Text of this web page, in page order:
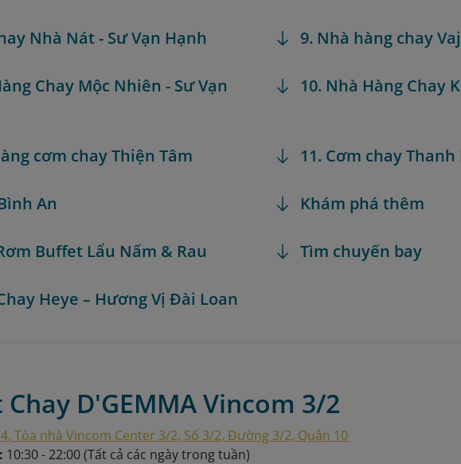
Nhà Nát - Sư Vạn Hạnh
Chay Mộc Nhiên - Sư Vạn
cơm chay Thiện Tâm
An
Buffet Lẩu Nấm & Rau
Heye – Hương Vị Đài Loan
9. Nhà hàng chay
10. Nhà Hàng Chay
11. Cơm chay
Khám phá thêm
Tìm chuyến bay
D'GEMMA Vincom 3/2
Tòa nhà Vincom Center 3/2, Số 3/2, Đường 3/2, Quận 10
10:30 - 22:00 (Tất cả các ngày trong tuần)